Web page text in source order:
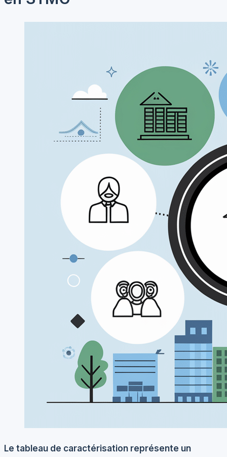
Le tableau de caractérisation représente un